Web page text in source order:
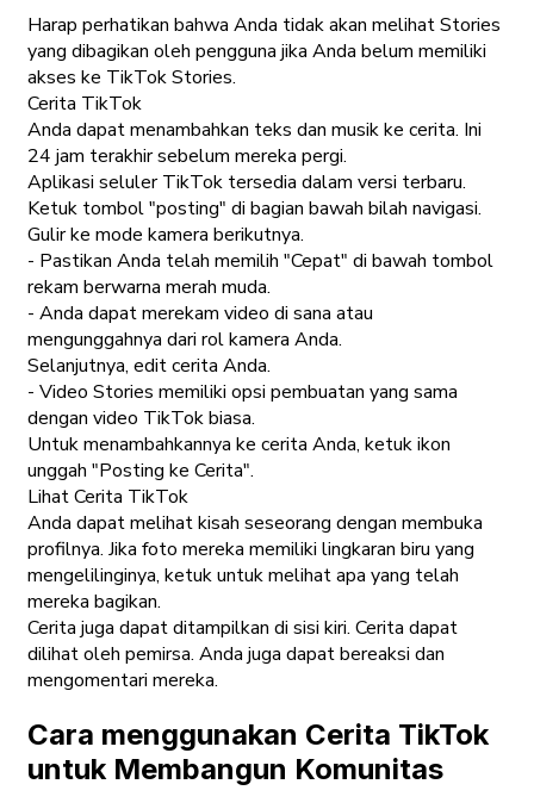
Harap perhatikan bahwa Anda tidak akan melihat Stories
yang dibagikan oleh pengguna jika Anda belum memiliki
akses ke TikTok Stories.
Cerita TikTok
Anda dapat menambahkan teks dan musik ke cerita. Ini
24 jam terakhir sebelum mereka pergi.
Aplikasi seluler TikTok tersedia dalam versi terbaru.
Ketuk tombol "posting" di bagian bawah bilah navigasi.
Gulir ke mode kamera berikutnya.
- Pastikan Anda telah memilih "Cepat" di bawah tombol
rekam berwarna merah muda.
- Anda dapat merekam video di sana atau
mengunggahnya dari rol kamera Anda.
Selanjutnya, edit cerita Anda.
- Video Stories memiliki opsi pembuatan yang sama
dengan video TikTok biasa.
Untuk menambahkannya ke cerita Anda, ketuk ikon
unggah "Posting ke Cerita".
Lihat Cerita TikTok
Anda dapat melihat kisah seseorang dengan membuka
profilnya. Jika foto mereka memiliki lingkaran biru yang
mengelilinginya, ketuk untuk melihat apa yang telah
mereka bagikan.
Cerita juga dapat ditampilkan di sisi kiri. Cerita dapat
dilihat oleh pemirsa. Anda juga dapat bereaksi dan
mengomentari mereka.
Cara menggunakan Cerita TikTok
untuk Membangun Komunitas